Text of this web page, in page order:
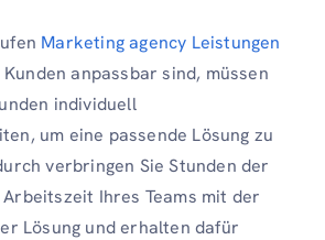
Marketing agency Leistungen
anpassbar sind, müssen
individuell
um eine passende Lösung zu
verbringen Sie Stunden der
Ihres Teams mit der
Lösung und erhalten dafür